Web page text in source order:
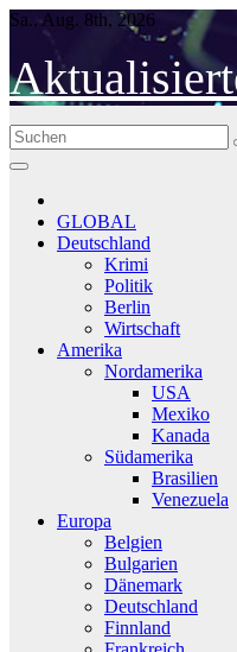
Skip
content
Sa.. Aug. 8th, 2026
GLOBAL
Deutschland
Krimi
Politik
Berlin
Wirtschaft
Amerika
Nordamerika
USA
Mexiko
Kanada
Südamerika
Brasilien
Venezuela
Europa
Belgien
Bulgarien
Dänemark
Deutschland
Finnland